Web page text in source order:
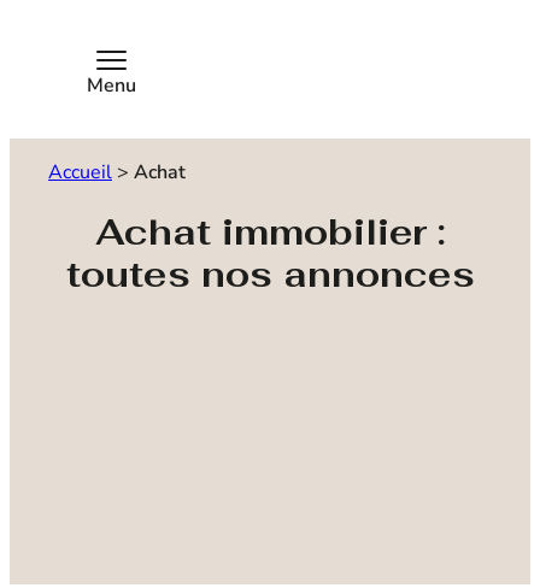
Menu
Accueil > Achat
Achat immobilier :
toutes nos annonces